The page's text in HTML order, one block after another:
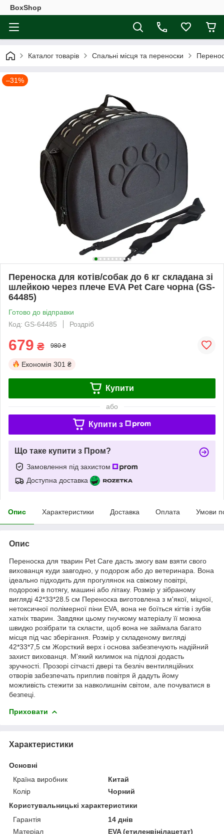
BoxShop
Каталог товарів Спальні місця та переноски
–31%
Переноска для котів/собак до 6 кг складана зі
шлейкою через плече EVA Pet Care чорна (GS-
64485)
Готово до відправки
Код: GS-64485
Роздріб
679 ₴ 980 ₴
Економія 301 ₴
Купити
або
Купити з
Що таке купити з Пром?
Замовлення під захистом
Доступна доставка
Опис Характеристики Доставка Оплата Умови
Опис
Переноска для тварин Pet Care дасть змогу вам взяти свого
вихованця куди завгодно, у подорож або до ветеринара. Вона
ідеально підходить для прогулянок на свіжому повітрі,
подорожі в потягу, машині або літаку. Розмір у зібраному
вигляді 42*33*28.5 см Переноска виготовлена з м'якої, міцної,
нетоксичної полімерної піни EVA, вона не боїться кігтів і зубів
хатніх тварин. Завдяки цьому гнучкому матеріалу її можна
швидко розібрати та скласти, щоб вона не займала багато
місця під час зберігання. Розмір у складеному вигляді
42*33*7,5 см Жорсткий верх і основа забезпечують надійний
захист вихованця. М'який килимок на підлозі додасть
зручності. Прозорі сітчасті двері та безліч вентиляційних
отворів забезпечать приплив повітря й дадуть йому
можливість стежити за навколишнім світом, але почуватися в
безпеці.
Приховати
Характеристики
Основні
Країна виробник
Китай
Колір
Чорний
Користувальницькі характеристики
Гарантія
14 днів
Матеріал
EVA (етиленвінілацетат)